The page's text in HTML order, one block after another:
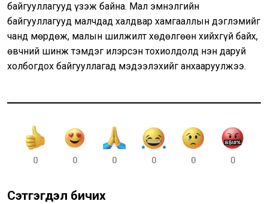
байгууллагууд үзэж байна. Мал эмнэлгийн
байгууллагууд малчдад халдвар хамгааллын дэглэмийг
чанд мөрдөж, малын шилжилт хөдөлгөөн хийхгүй байх,
өвчний шинж тэмдэг илэрсэн тохиолдолд нэн даруй
холбогдох байгууллагад мэдээлэхийг анхааруулжээ.
0 0 0 0 0 0
Сэтгэгдэл бичих